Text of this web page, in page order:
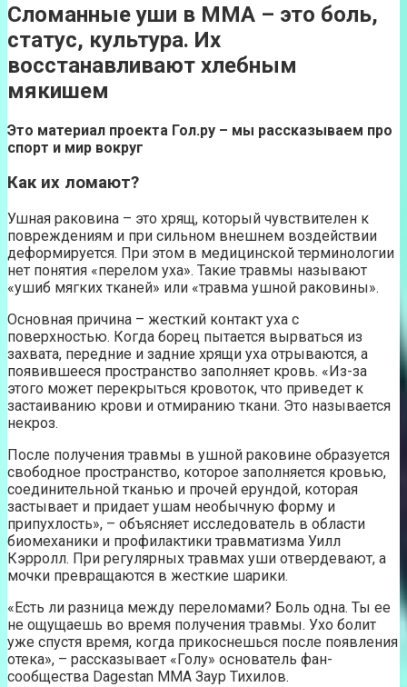
Сломанные уши в ММА – это боль,
статус, культура. Их
восстанавливают хлебным
мякишем
Это материал проекта Гол.ру – мы рассказываем про
спорт и мир вокруг
Как их ломают?
Ушная раковина – это хрящ, который чувствителен к
повреждениям и при сильном внешнем воздействии
деформируется. При этом в медицинской терминологии
нет понятия «перелом уха». Такие травмы называют
«ушиб мягких тканей» или «травма ушной раковины».
Основная причина – жесткий контакт уха с
поверхностью. Когда борец пытается вырваться из
захвата, передние и задние хрящи уха отрываются, а
появившееся пространство заполняет кровь. «Из-за
этого может перекрыться кровоток, что приведет к
застаиванию крови и отмиранию ткани. Это называется
некроз.
После получения травмы в ушной раковине образуется
свободное пространство, которое заполняется кровью,
соединительной тканью и прочей ерундой, которая
застывает и придает ушам необычную форму и
припухлость», – объясняет исследователь в области
биомеханики и профилактики травматизма Уилл
Кэрролл. При регулярных травмах уши отвердевают, а
мочки превращаются в жесткие шарики.
«Есть ли разница между переломами? Боль одна. Ты ее
не ощущаешь во время получения травмы. Ухо болит
уже спустя время, когда прикоснешься после появления
отека», – рассказывает «Голу» основатель фан-
сообщества Dagestan MMA Заур Тихилов.